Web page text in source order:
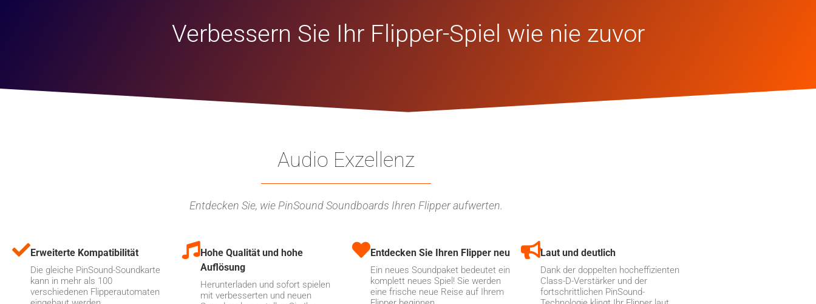
Verbessern Sie Ihr Flipper-Spiel wie nie zuvor
Audio Exzellenz
Entdecken Sie, wie PinSound Soundboards Ihren Flipper aufwerten.
Erweiterte Kompatibilität
Die gleiche PinSound-Soundkarte
kann in mehr als 100
verschiedenen Flipperautomaten
Hohe Qualität und hohe
Auflösung
Herunterladen und sofort spielen
mit verbesserten und neuen
Entdecken Sie Ihren Flipper neu
Ein neues Soundpaket bedeutet ein
komplett neues Spiel! Sie werden
eine frische neue Reise auf Ihrem
Laut und deutlich
Dank der doppelten hocheffizienten
Class-D-Verstärker und der
fortschrittlichen PinSound-